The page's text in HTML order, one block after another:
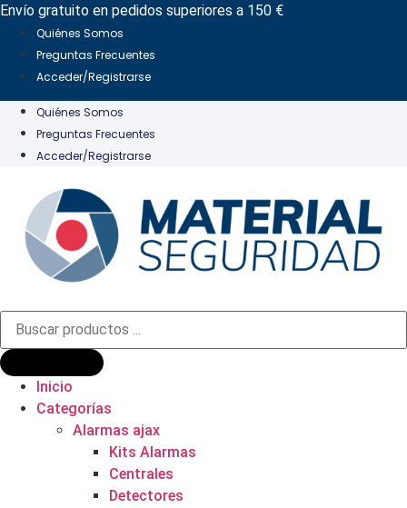
Ir
contenido
Envío gratuito en pedidos superiores a 150 €
Quiénes Somos
Preguntas Frecuentes
Acceder/Registrarse
Quiénes Somos
Preguntas Frecuentes
Acceder/Registrarse
Búsqueda
productos
Inicio
Categorías
Alarmas ajax
Kits Alarmas
Centrales
Detectores